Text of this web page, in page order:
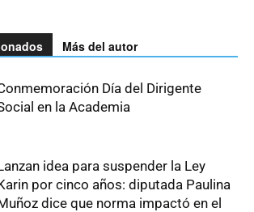
Más del autor
Día del Dirigente
en la Academia
idea para suspender la Ley
por cinco años: diputada Paulina
dice que norma impactó en el